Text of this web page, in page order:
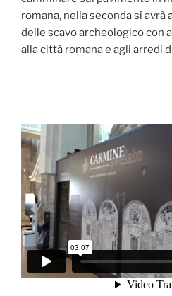
romana, nella seconda si avrà
delle scavo archeologico con
alla città romana e agli arredi